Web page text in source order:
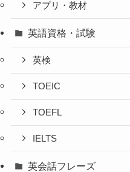
アプリ・教材
英語資格・試験
英検
TOEIC
TOEFL
IELTS
英会話フレーズ